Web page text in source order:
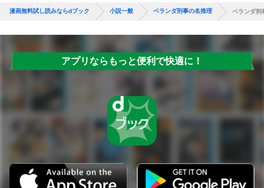
漫画無料試し読みならdブック 小説一般 ベランダ刑事の名推理 ベランダ刑
アプリならもっと便利で快適に！